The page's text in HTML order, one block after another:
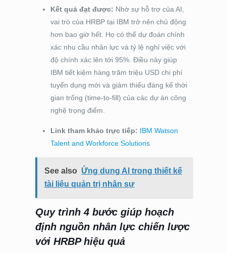
Kết quả đạt được: Nhờ sự hỗ trợ của AI,
vai trò của HRBP tại IBM trở nên chủ động
hơn bao giờ hết. Họ có thể dự đoán chính
xác nhu cầu nhân lực và tỷ lệ nghỉ việc với
độ chính xác lên tới 95%. Điều này giúp
IBM tiết kiệm hàng trăm triệu USD chi phí
tuyển dụng mới và giảm thiểu đáng kể thời
gian trống (time-to-fill) của các dự án công
nghệ trọng điểm.
Link tham khảo trực tiếp: IBM Watson
Talent and Workforce Solutions
See also Ứng dụng AI trong thiết kế
tài liệu quản trị nhân sự
Quy trình 4 bước giúp hoạch
định nguồn nhân lực chiến lược
với HRBP hiệu quả